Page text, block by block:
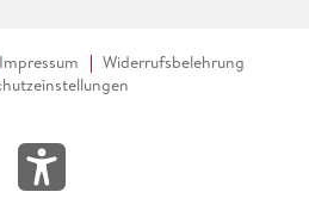
Impressum
Widerrufsbelehrung